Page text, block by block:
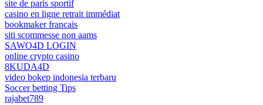
site de paris sportif
casino en ligne retrait immédiat
bookmaker francais
siti scommesse non aams
SAWO4D LOGIN
online crypto casino
8KUDA4D
video bokep indonesia terbaru
Soccer betting Tips
rajabet789